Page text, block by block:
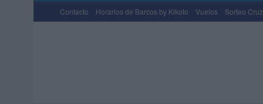
Contacto Horarios de Barcos by Kikoto Vuelos Sorteo